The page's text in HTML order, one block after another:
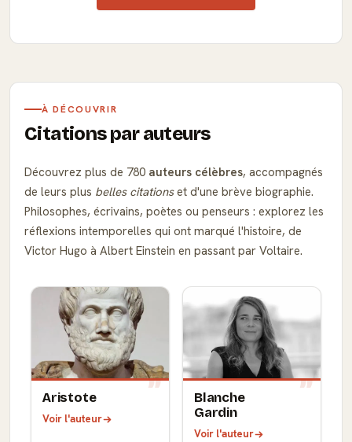
À DÉCOUVRIR
Citations par auteurs
Découvrez plus de 780 auteurs célèbres, accompagnés
de leurs plus belles citationset d'une brève biographie.
Philosophes, écrivains, poètes ou penseurs : explorez les
réflexions intemporelles qui ont marqué l'histoire, de
Victor Hugo à Albert Einstein en passant par Voltaire.
Aristote
Voir l'auteur
Blanche
Gardin
Voir l'auteur